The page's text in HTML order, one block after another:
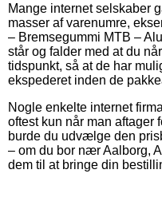
Mange internet selskaber
masser af varenumre,
– Bremsegummi MTB –
står og falder med at du
tidspunkt, så at de har
ekspederet inden de
Nogle enkelte internet
oftest kun når man aftager
burde du udvælge den
– om du bor nær Aalborg,
dem til at bringe din